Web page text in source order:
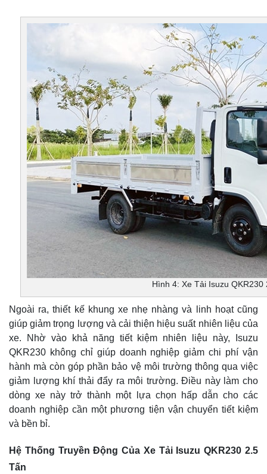
Hình 4: Xe Tải Isuzu QKR230
Ngoài ra, thiết kế khung xe nhẹ nhàng và linh hoạt cũng
giúp giảm trọng lượng và cải thiện hiệu suất nhiên liệu của
xe. Nhờ vào khả năng tiết kiệm nhiên liệu này, Isuzu
QKR230 không chỉ giúp doanh nghiệp giảm chi phí vận
hành mà còn góp phần bảo vệ môi trường thông qua việc
giảm lượng khí thải đẩy ra môi trường. Điều này làm cho
dòng xe này trở thành một lựa chọn hấp dẫn cho các
doanh nghiệp cần một phương tiện vận chuyển tiết kiệm
và bền bỉ.
Hệ Thống Truyền Động Của Xe Tải Isuzu QKR230 2.5
Tấn